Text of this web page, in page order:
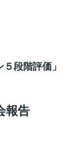
段階評価」
報告